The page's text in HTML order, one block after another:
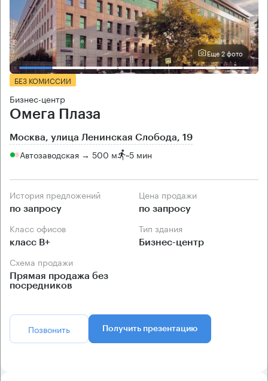
Еще 2 фото
БЕЗ КОМИССИИ
Бизнес-центр
Омега Плаза
Москва, улица Ленинская Слобода, 19
Автозаводская → 500 м ~5 мин
История предложений
по запросу
Цена продажи
по запросу
Класс офисов
класс B+
Тип здания
Бизнес-центр
Схема продажи
Прямая продажа без
посредников
Позвонить Получить презентацию